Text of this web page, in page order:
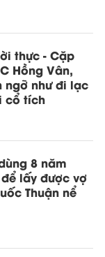
thực - Cặp
Hồng Vân,
ngỡ như đi lạc
cổ tích
8 năm
lấy được vợ
Thuận nể